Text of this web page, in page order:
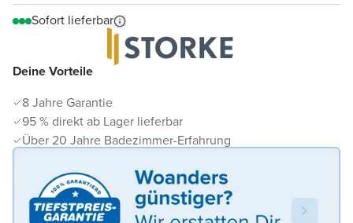
Deine Vorteile
8 Jahre Garantie
95 % direkt ab Lager lieferbar
Über 20 Jahre Badezimmer-Erfahrung
Sofort lieferbar